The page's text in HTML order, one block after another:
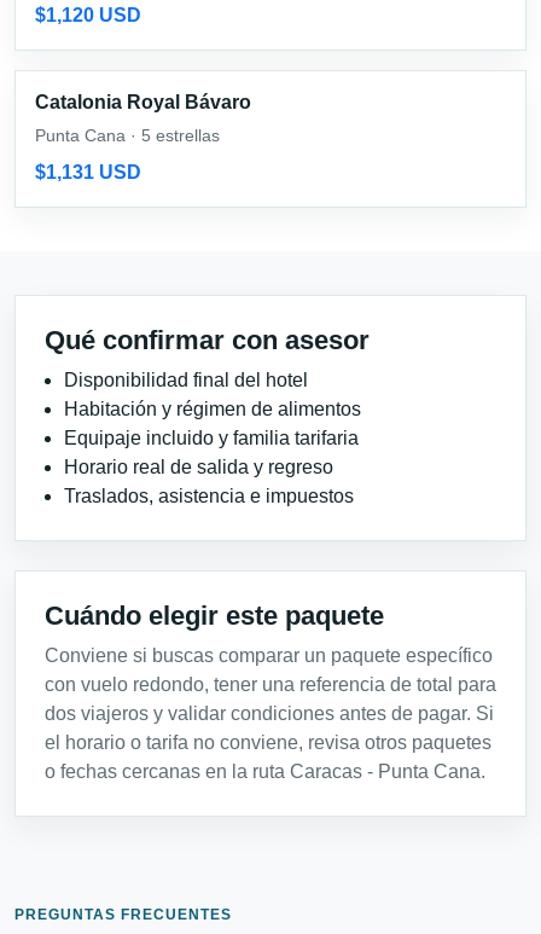
$1,120 USD
Catalonia Royal Bávaro
Punta Cana · 5 estrellas
$1,131 USD
Qué confirmar con asesor
Disponibilidad final del hotel
Habitación y régimen de alimentos
Equipaje incluido y familia tarifaria
Horario real de salida y regreso
Traslados, asistencia e impuestos
Cuándo elegir este paquete
Conviene si buscas comparar un paquete específico
con vuelo redondo, tener una referencia de total para
dos viajeros y validar condiciones antes de pagar. Si
el horario o tarifa no conviene, revisa otros paquetes
o fechas cercanas en la ruta Caracas - Punta Cana.
PREGUNTAS FRECUENTES